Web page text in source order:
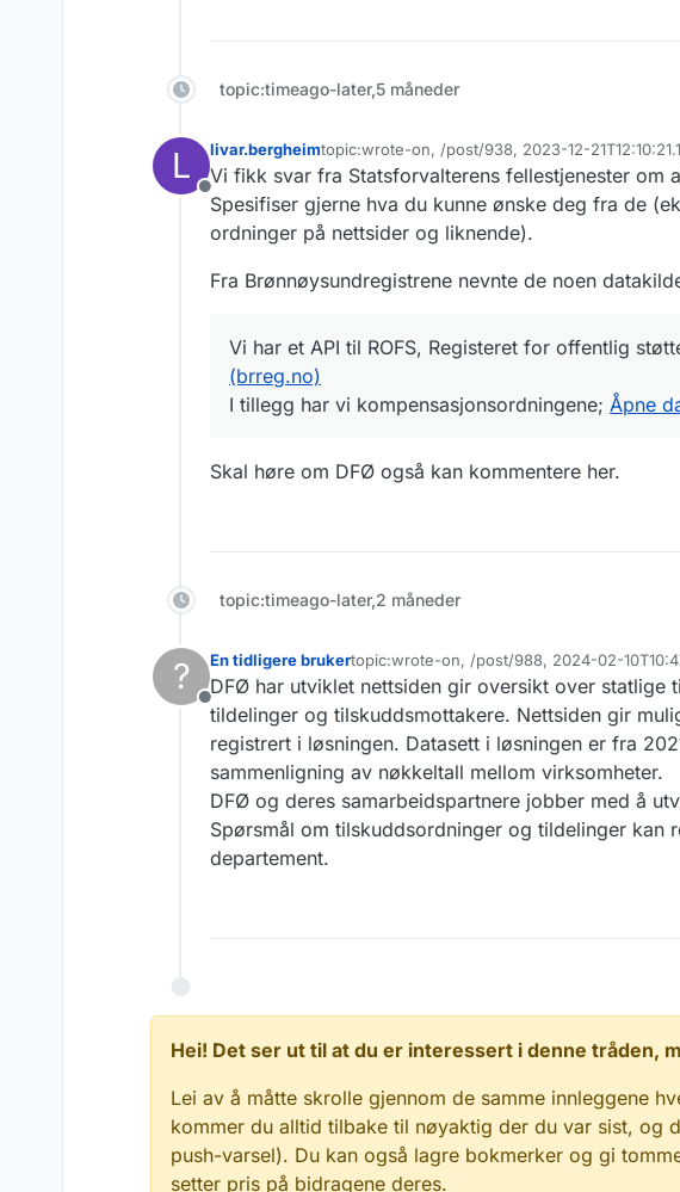
topic:timeago-later,5 måneder
L
Frakoblet
livar.bergheimtopic:wrote-on, /post/938, 2023-12-
Sist endret av
Vi fikk svar fra Statsforvalterens fellestjenester om
Spesifiser gjerne hva du kunne ønske deg fra de
ordninger på nettsider og liknende).
Fra Brønnøysundregistrene nevnte de noen
Vi har et API til ROFS, Registeret for offentlig
(brreg.no)
I tillegg har vi kompensasjonsordningene; Åpne
Skal høre om DFØ også kan kommentere her.
topic:timeago-later,2 måneder
?
Frakoblet
En tidligere brukertopic:wrote-on, /post/988, 2024-02-
Sist endret av
DFØ har utviklet nettsiden gir oversikt over
tildelinger og tilskuddsmottakere. Nettsiden gir
registrert i løsningen. Datasett i løsningen er fra
sammenligning av nøkkeltall mellom virksomheter.
DFØ og deres samarbeidspartnere jobber med å
Spørsmål om tilskuddsordninger og tildelinger kan
departement.
Hei! Det ser ut til at du er interessert i denne tråden,
Lei av å måtte skrolle gjennom de samme innleggene
kommer du alltid tilbake til nøyaktig der du var sist, og
push-varsel). Du kan også lagre bokmerker og gi
setter pris på bidragene deres.